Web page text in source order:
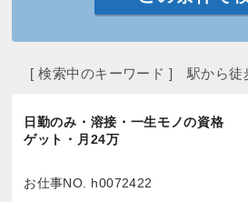
[ 検索中のキーワード ] 駅から徒
日勤のみ・溶接・一生モノの資格
ゲット・月24万
お仕事NO. h0072422